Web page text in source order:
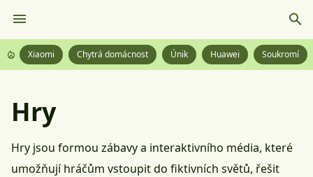
Xiaomi Chytrá domácnost Únik Huawei Soukromí
Hry
Hry jsou formou zábavy a interaktivního média, které
umožňují hráčům vstoupit do fiktivních světů, řešit